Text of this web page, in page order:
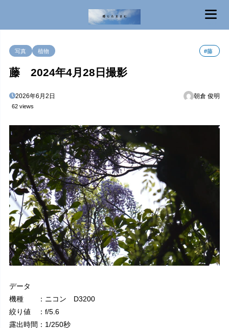
写真 植物 #藤
藤 2024年4月28日撮影
2026年6月2日 朝倉 俊明
62 views
データ
機種 ：ニコン D3200
絞り値 ：f/5.6
露出時間：1/250秒